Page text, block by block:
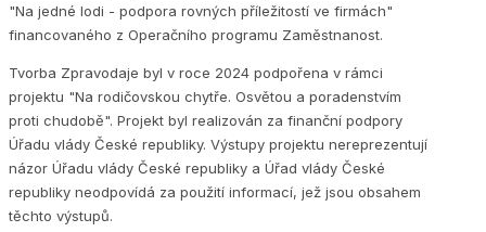
"Na jedné lodi - podpora rovných příležitostí ve firmách"
financovaného z Operačního programu Zaměstnanost.
Tvorba Zpravodaje byl v roce 2024 podpořena v rámci
projektu "Na rodičovskou chytře. Osvětou a poradenstvím
proti chudobě". Projekt byl realizován za finanční podpory
Úřadu vlády České republiky. Výstupy projektu nereprezentují
názor Úřadu vlády České republiky a Úřad vlády České
republiky neodpovídá za použití informací, jež jsou obsahem
těchto výstupů.